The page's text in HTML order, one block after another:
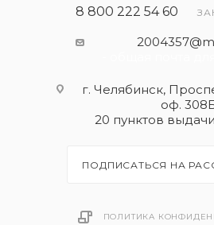
8 800 222 54 60
г. Челябинск,
оф.
20 пунктов
ПОДПИСАТЬСЯ НА
ПОЛИТИКА